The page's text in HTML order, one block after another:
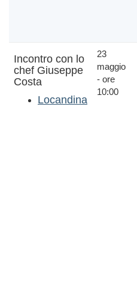
Incontro con lo
chef Giuseppe
Costa
Locandina
23
maggio
- ore
10:00